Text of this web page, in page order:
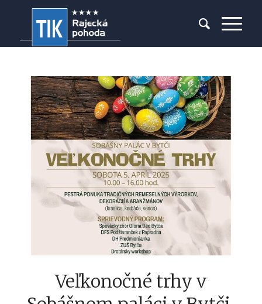
Veľkonočné trhy v